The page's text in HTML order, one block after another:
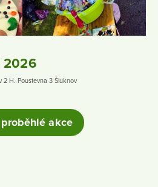
2026
2 H. Poustevna 3 Šluknov
akce